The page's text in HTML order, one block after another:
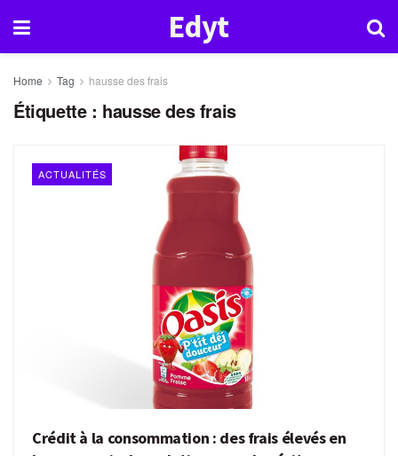
Edyt
Home Tag hausse des frais
Étiquette : hausse des frais
ACTUALITÉS
Crédit à la consommation : des frais élevés en